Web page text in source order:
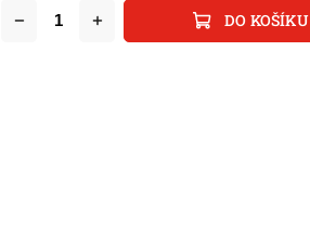
DO KOŠÍKU